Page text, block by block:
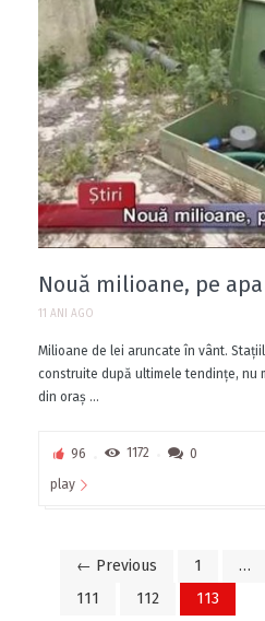
Nouă milioane, pe
11 ANI AGO
Milioane de lei aruncate în vânt.
construite după ultimele tendinţe, nu
din oraş ...
96 1172 0
play
← Previous 1 …
111
112
113